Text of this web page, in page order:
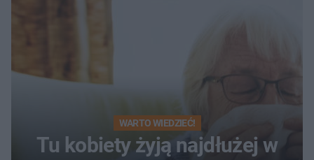
WARTO WIEDZIEĆ!
Tu kobiety żyją najdłużej w